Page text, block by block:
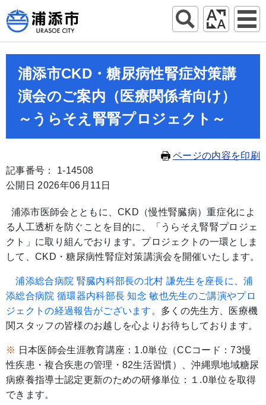
浦添市CKD・糖尿病性腎症対策講
演会のご案内（医療関係者向け）
～うらそえ腎腎プロジェクト～
ページの内容を印刷
記事番号： 1-14508
公開日 2026年06月11日
浦添市医師会とともに、CKD（慢性腎臓病）重症化によ
る人工透析を防ぐことを目的に、「うらそえ腎腎プロジェ
クト」に取り組んでおります。プロジェクトの一環としま
して、CKD・糖尿病性腎症対策講演会を開催いたします。
浦添総合病院 腎臓内科部長の北村 謙先生を座長に、浦
添総合病院 循環器内科部長 知念 敏也先生のご講演やプロ
ジェクトの経過報告がございます。 多くの先生方、医療機
関スタッフの皆様のお越しを心よりお待ちしております。
※ 日本医師会生涯教育講座：1.0単位（CCコード：73慢
性疾患・複合疾患の管理・82生活習慣）、沖縄県地域糖尿
病療養指導士認定更新のための研修単位：１.0単位を取得
できます。